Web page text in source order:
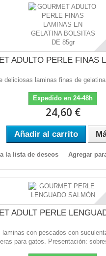
ADULTO PERLE FINAS
deliciosas laminas finas de
Expedido en 24-48h
24,60 €
Añadir al carrito
la lista de deseos Agregar
ADULT PERLE
laminas con pescados con
para gatos. Presentación: